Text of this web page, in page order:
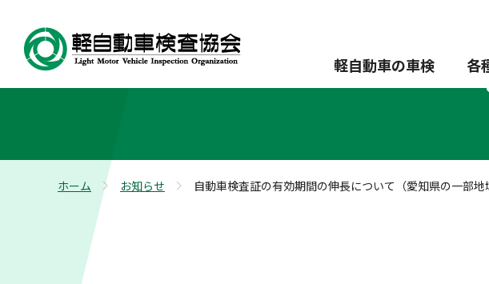
軽自動車の車検 各
ホーム お知らせ 自動車検査証の有効期間の伸長について（愛知県の一部地